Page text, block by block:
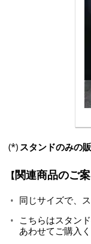
スタンドのみの
関連商品のご
同じサイズで、
こちらはスタン
あわせてご購入